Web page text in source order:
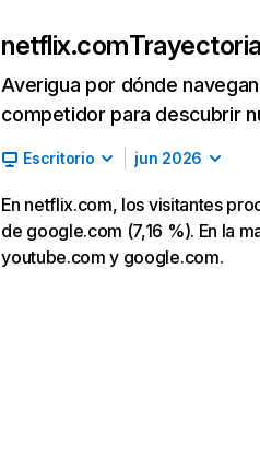
netflix.com
Averigua por dónde
competidor para descubrir
Escritorio jun 2026
En netflix.com, los visitantes
de google.com (7,16 %). En la
youtube.com y google.com.